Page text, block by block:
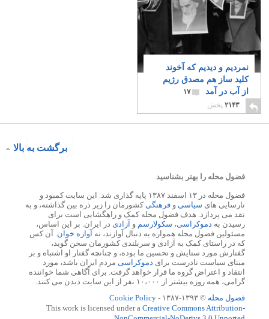
نمردیم و دیدیم که آخوند
کلید ساز هم مصدق رژیم
از آب در آمد
۱۷
۲۱۴۳ پخش
برگشت به بالا
فضول محله را بهتر بشناسید
فضول محله در ۱۳ اسفند ۱۳۸۷ پایه گذاری شد. این سایت کمبود و
نارسایی های سیاسی و فرهنگی کشورمان را زیر ذره بین گذاشته، و به
نقد می پردازد. هدف فضول محله کمک و راهگشایی است برای
رسیدن به دموکراسی، سکولارسم و آزادی در ایران. بر این اساس،
مسئولین فضول محله همواره به دنبال آوازند، نه آوازه خوان . آن کس
که در راستای کمک به آزادی و سربلندی کشورمان سخن گوید،
گفتارش مورد ستایش و تحسین ما بوده، و چنانچه گفتار او اشتباه و بر
مبنای سیاست نادرست برای دموکراسی مردم ایران باشد، مورد
انتقاد و اعتراض گروه ما قرار خواهد گرفت. برای آگاهی شما خواننده
گرامی، همه روزه بیشتر از ۱۰،۰۰۰ نفر از این سایت دیدن می کنند.
فضول محله © ۱۳۹۳-۱۳۸۷ -
Cookie Policy
This work is licensed under a Creative Commons Attribution-